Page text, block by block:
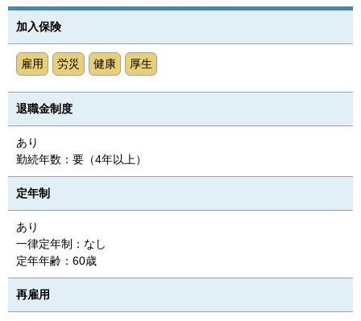
加入保険
雇用 労災 健康 厚生
退職金制度
あり
勤続年数：要（4年以上）
定年制
あり
一律定年制：なし
定年年齢：60歳
再雇用